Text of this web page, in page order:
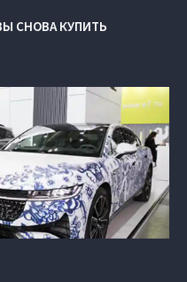
СНОВА КУПИТЬ